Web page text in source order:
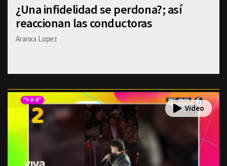
¿Una infidelidad se perdona?; así
reaccionan las conductoras
Aranxa Lopez